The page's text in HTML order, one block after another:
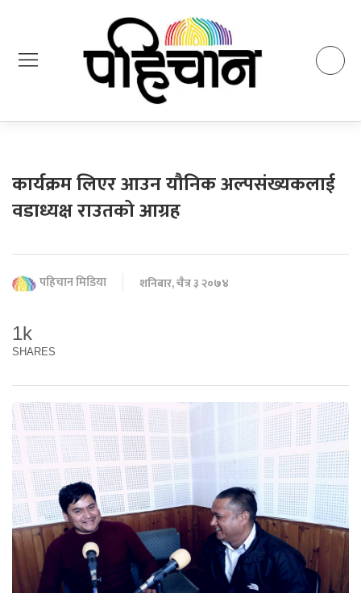
कार्यक्रम लिएर आउन यौनिक अल्पसंख्यकलाई
वडाध्यक्ष राउतको आग्रह
पहिचान मिडिया शनिबार, चैत्र ३ २०७४
1k
SHARES